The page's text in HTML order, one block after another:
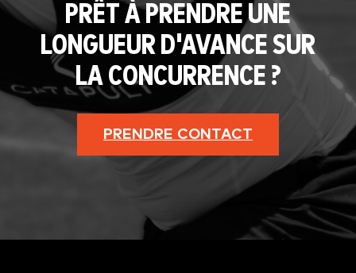
PRÊT À PRENDRE UNE
LONGUEUR D'AVANCE SUR
LA CONCURRENCE ?
PRENDRE CONTACT